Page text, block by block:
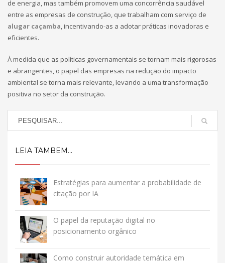
de energia, mas também promovem uma concorrência saudável
entre as empresas de construção, que trabalham com serviço de
alugar caçamba, incentivando-as a adotar práticas inovadoras e
eficientes.
À medida que as políticas governamentais se tornam mais rigorosas
e abrangentes, o papel das empresas na redução do impacto
ambiental se torna mais relevante, levando a uma transformação
positiva no setor da construção.
LEIA TAMBEM...
Estratégias para aumentar a probabilidade de
citação por IA
O papel da reputação digital no
posicionamento orgânico
Como construir autoridade temática em